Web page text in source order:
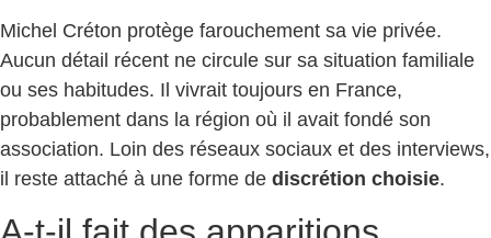
Michel Créton protège farouchement sa vie privée.
Aucun détail récent ne circule sur sa situation familiale
ou ses habitudes. Il vivrait toujours en France,
probablement dans la région où il avait fondé son
association. Loin des réseaux sociaux et des interviews,
il reste attaché à une forme de discrétion choisie.